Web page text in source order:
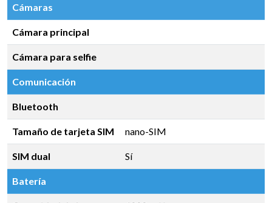
Cámaras
Cámara principal
Cámara para selfie
Comunicación
Bluetooth
Tamaño de tarjeta SIM nano-SIM
SIM dual Sí
Batería